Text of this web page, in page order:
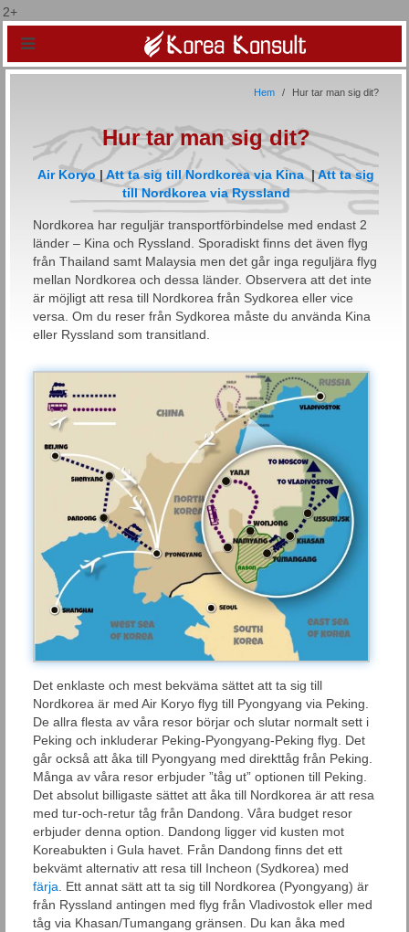
2+
Hem Hur tar man sig dit?
Hur tar man sig dit?
Air Koryo | Att ta sig till Nordkorea via Kina|Att ta sig
till Nordkorea via Ryssland
Nordkorea har reguljär transportförbindelse med endast 2
länder – Kina och Ryssland. Sporadiskt finns det även flyg
från Thailand samt Malaysia men det går inga reguljära flyg
mellan Nordkorea och dessa länder. Observera att det inte
är möjligt att resa till Nordkorea från Sydkorea eller vice
versa. Om du reser från Sydkorea måste du använda Kina
eller Ryssland som transitland.
Det enklaste och mest bekväma sättet att ta sig till
Nordkorea är med Air Koryo flyg till Pyongyang via Peking.
De allra flesta av våra resor börjar och slutar normalt sett i
Peking och inkluderar Peking-Pyongyang-Peking flyg. Det
går också att åka till Pyongyang med direkttåg från Peking.
Många av våra resor erbjuder ”tåg ut” optionen till Peking.
Det absolut billigaste sättet att åka till Nordkorea är att resa
med tur-och-retur tåg från Dandong. Våra budget resor
erbjuder denna option. Dandong ligger vid kusten mot
Koreabukten i Gula havet. Från Dandong finns det ett
bekvämt alternativ att resa till Incheon (Sydkorea) med
färja . Ett annat sätt att ta sig till Nordkorea (Pyongyang) är
från Ryssland antingen med flyg från Vladivostok eller med
tåg via Khasan/Tumangang gränsen. Du kan åka med